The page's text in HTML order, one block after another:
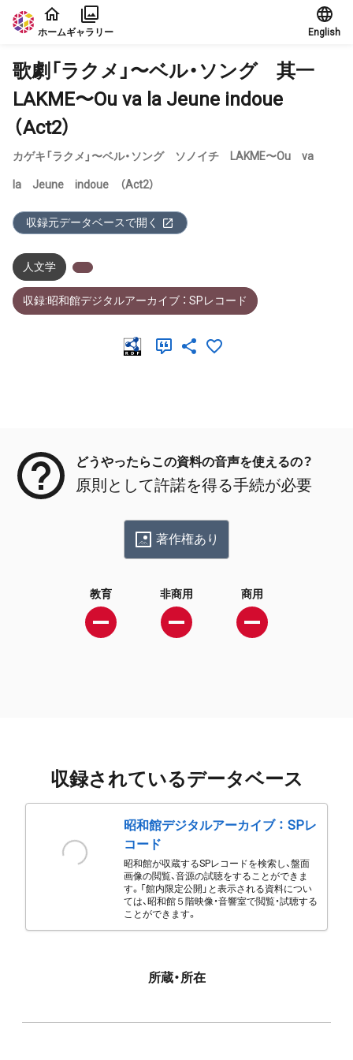
本文に飛ぶ
ホームギャラリー English
歌劇「ラクメ」〜ベル・ソング 其一
LAKME〜Ou va la Jeune indoue
（Act2）
カゲキ「ラクメ」〜ベル・ソング ソノイチ LAKME〜Ou va
la Jeune indoue （Act2）
収録元データベースで開く
人文学
収録:昭和館デジタルアーカイブ ： SPレコード
どうやったらこの資料の音声を使えるの？
原則として許諾を得る手続が必要
著作権あり
教育 非商用 商用
収録されているデータベース
昭和館デジタルアーカイブ ： SPレ
コード
昭和館が収蔵するSPレコードを検索し、盤面
画像の閲覧、音源の試聴をすることができま
す。「館内限定公開」と表示される資料につい
ては、昭和館５階映像・音響室で閲覧・試聴する
ことができます。
所蔵・所在